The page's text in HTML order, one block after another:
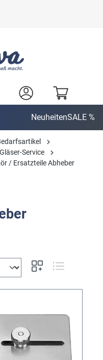
NeuheitenSALE %
Gläser-Service
/ Ersatzteile Abheber